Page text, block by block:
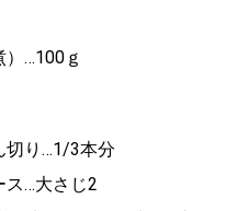
）…100ｇ
切り…1/3本分
ス…大さじ2